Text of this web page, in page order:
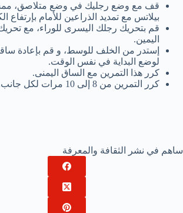
قف مع وضع رجليك في وضع متلاصق،
بيلاتس مع تمديد الذراعين للأمام بإرتفاع
قم بتحريك رجلك اليسرى للوراء، مع
اليمين.
إستدر من الخلف للوسط، و قم بإعادة
لوضع البداية في نفس الوقت.
كرر هذا التمرين مع الساق اليمنى.
كرر التمرين من 8 إلى 10 مرات لكل جانب.
ساهم في نشر الثقافة والمعرفة